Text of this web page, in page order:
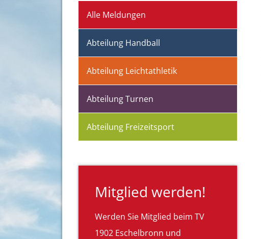
Alle Meldungen
Abteilung Handball
Abteilung Leichtathletik
Abteilung Turnen
Abteilung Freizeitsport
Mitglied werden!
Werden Sie Mitglied beim TV
1902 Eschelbronn und